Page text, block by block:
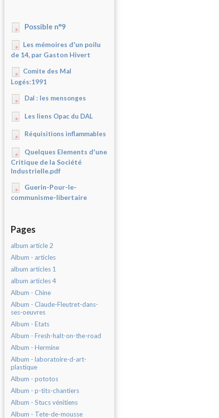
Possible n°9
Les mémoires d'un poilu
de 14, par Gaston Hivert
Comite des Mal
Logés:1991
Dal : les mensonges
Les liens Opac du DAL
Réquisitions inflammables
Quelques Elements d'une
Critique de la Société
Industrielle.pdf
Guerin-Pour-le-
communisme-libertaire
Pages
album article 2
Album - articles
album articles 1
album articles 4
Album - Chine
Album - Claude-Fleutret-dans-
ses-oeuvres
Album - Etats
Album - Fresh-halt-on-the-road
Album - Hermine
Album - laboratoire-d-art-
plastique
Album - pototos
Album - p-tits-chantiers
Album - Stucs vénitiens
Album - Tete-de-mousse